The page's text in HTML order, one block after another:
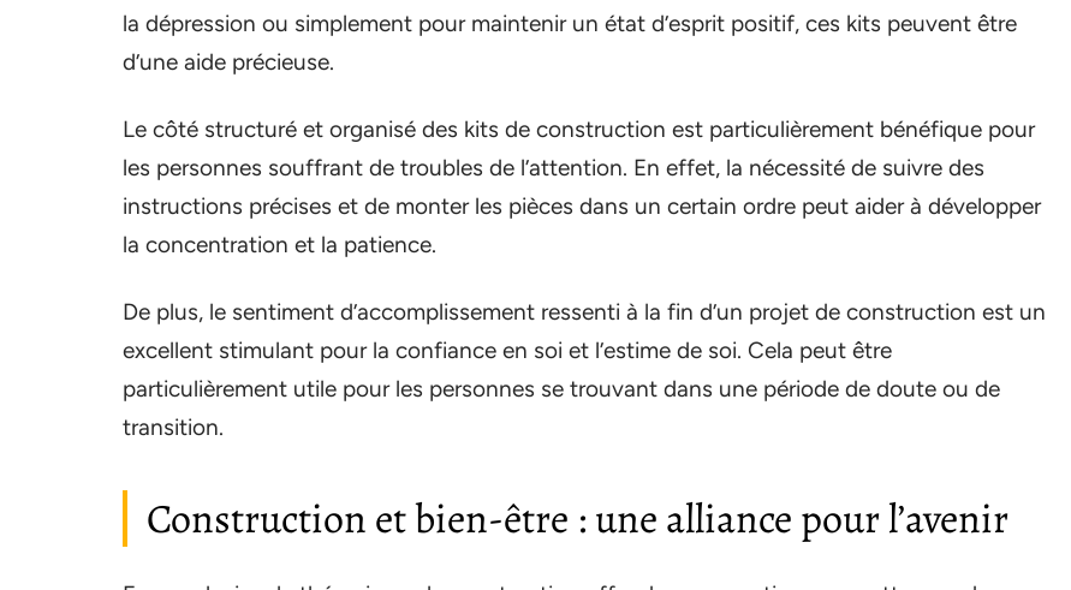
la dépression ou simplement pour maintenir un état d’esprit positif, ces kits peuvent être
d’une aide précieuse.
Le côté structuré et organisé des kits de construction est particulièrement bénéfique pour
les personnes souffrant de troubles de l’attention. En effet, la nécessité de suivre des
instructions précises et de monter les pièces dans un certain ordre peut aider à développer
la concentration et la patience.
De plus, le sentiment d’accomplissement ressenti à la fin d’un projet de construction est un
excellent stimulant pour la confiance en soi et l’estime de soi. Cela peut être
particulièrement utile pour les personnes se trouvant dans une période de doute ou de
transition.
Construction et bien-être : une alliance pour l’avenir